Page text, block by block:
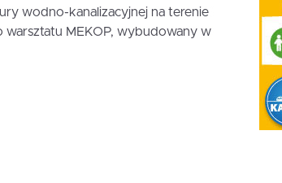
wodno-kanalizacyjnej na terenie
warsztatu MEKOP, wybudowany w